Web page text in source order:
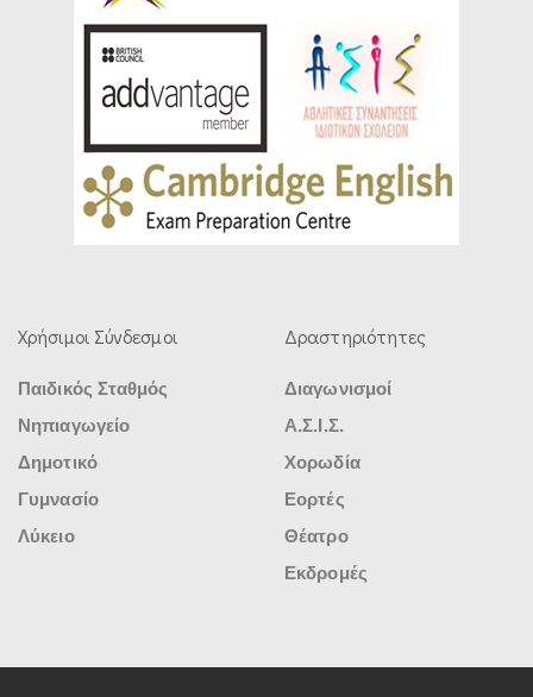
Χρήσιμοι Σύνδεσμοι
Παιδικός Σταθμός
Νηπιαγωγείο
Δημοτικό
Γυμνασίο
Λύκειο
Δραστηριότητες
Διαγωνισμοί
Α.Σ.Ι.Σ.
Χορωδία
Εορτές
Θέατρο
Εκδρομές